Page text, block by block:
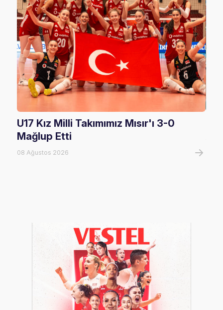
U17 Kız Milli Takımımız Mısır'ı 3-0
Mağlup Etti
08 Ağustos 2026